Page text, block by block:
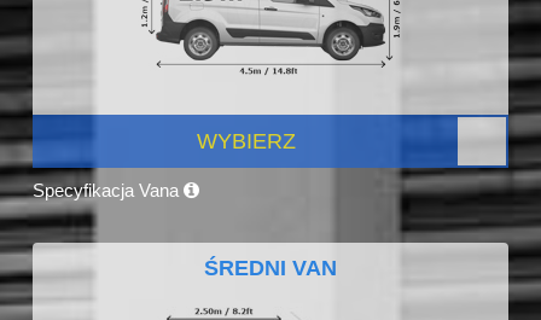
WYBIERZ
Specyfikacja Vana
ŚREDNI VAN